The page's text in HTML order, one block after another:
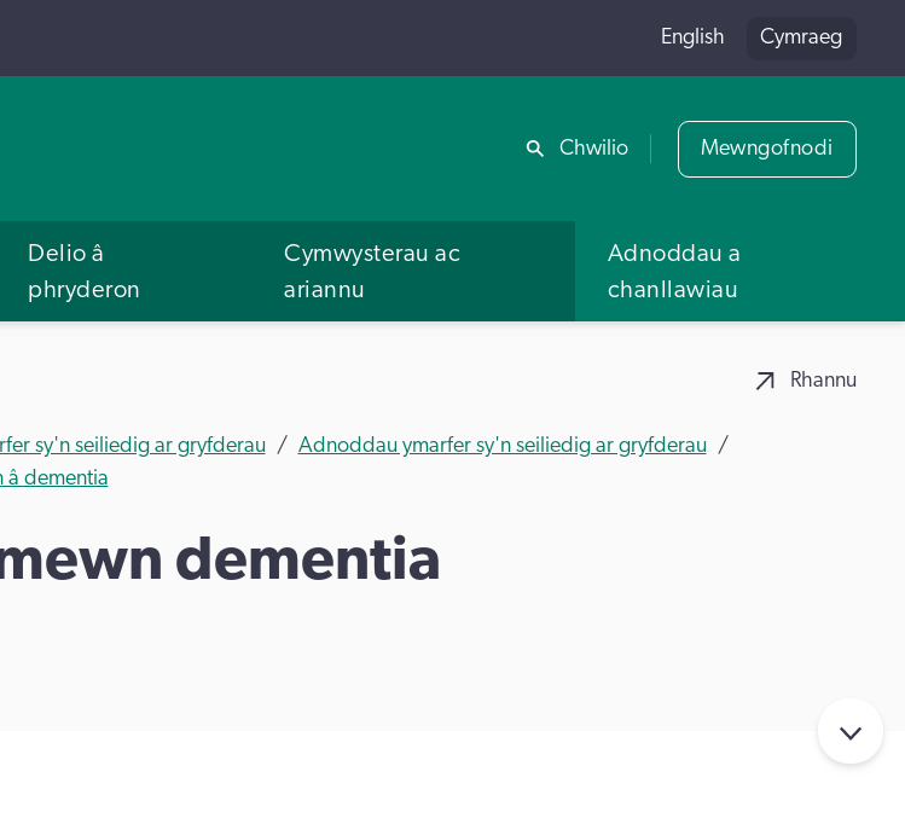
Rhannu
English Cymraeg
Chwilio Mewngofnodi
Delio â
phryderon
Cymwysterau ac
ariannu
Adnoddau a
chanllawiau
Rhannu
sy'n seiliedig ar gryfderau
Adnoddau ymarfer sy'n seiliedig ar gryfderau
â dementia
dementia